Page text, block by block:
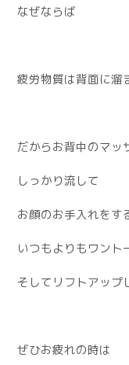
なぜならば
疲労物質は背面に溜
だからお背中のマッ
しっかり流して
お顔のお手入れをす
いつもよりもワント
そしてリフトアップ
ぜひお疲れの時は